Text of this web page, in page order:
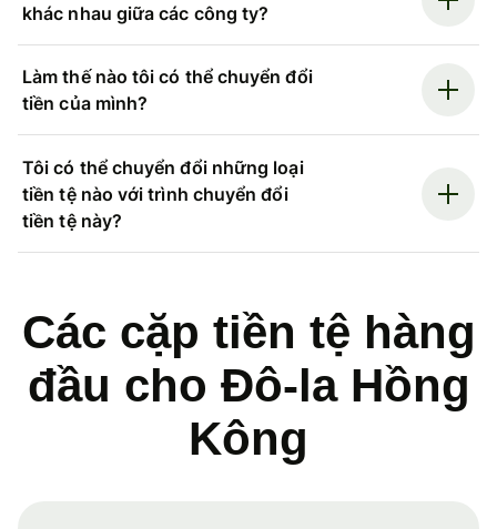
khác nhau giữa các công ty?
Làm thế nào tôi có thể chuyển đổi
tiền của mình?
Tôi có thể chuyển đổi những loại
tiền tệ nào với trình chuyển đổi
tiền tệ này?
Các cặp tiền tệ hàng
đầu cho Đô-la Hồng
Kông